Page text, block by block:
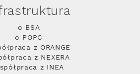
o BSA
o POPC
z ORANGE
z NEXERA
z INEA